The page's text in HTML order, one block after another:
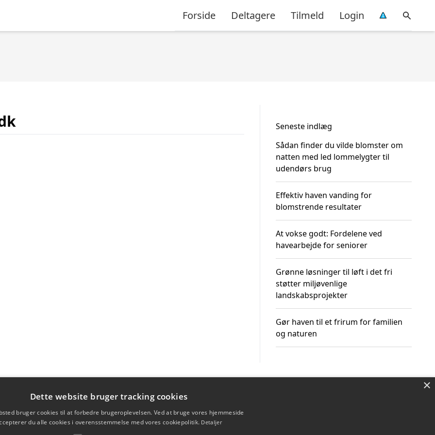
Forside Deltagere Tilmeld Login
Seneste indlæg
Sådan finder du vilde blomster om
natten med led lommelygter til
udendørs brug
Effektiv haven vanding for
blomstrende resultater
At vokse godt: Fordelene ved
havearbejde for seniorer
Grønne løsninger til løft i det fri
støtter miljøvenlige
landskabsprojekter
Gør haven til et frirum for familien
og naturen
×
Dette website bruger tracking cookies
bruger cookies til at forbedre brugeroplevelsen. Ved at bruge vores hjemmeside
du alle cookies i overensstemmelse med vores cookiepolitik. Detaljer